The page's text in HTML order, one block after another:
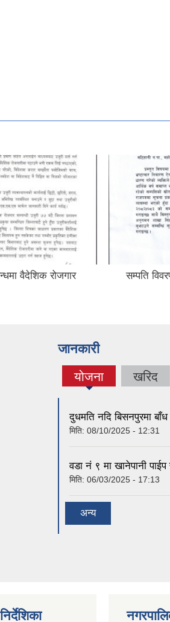
वैदेशिक रोजगार
सम्पति
जानकारी
योजना
(active
खरिद
दुधमति नदि बिसनपुरमा
मिति: 08/10/2025 - 12:31
वडा नं ९ मा खानेपानी
मिति: 06/03/2025 - 17:13
अन्य